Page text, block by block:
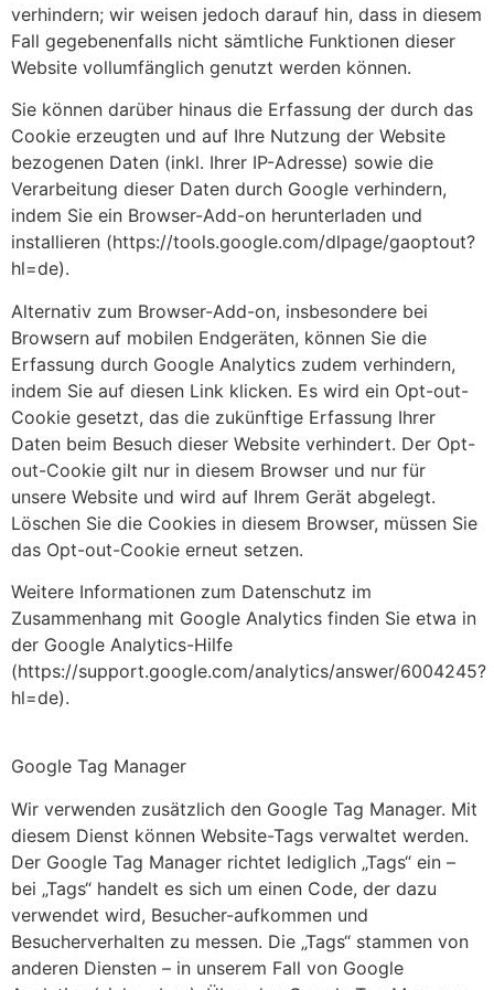
verhindern; wir weisen jedoch darauf hin, dass in diesem
Fall gegebenenfalls nicht sämtliche Funktionen dieser
Website vollumfänglich genutzt werden können.
Sie können darüber hinaus die Erfassung der durch das
Cookie erzeugten und auf Ihre Nutzung der Website
bezogenen Daten (inkl. Ihrer IP-Adresse) sowie die
Verarbeitung dieser Daten durch Google verhindern,
indem Sie ein Browser-Add-on herunterladen und
installieren (https://tools.google.com/dlpage/gaoptout?
hl=de).
Alternativ zum Browser-Add-on, insbesondere bei
Browsern auf mobilen Endgeräten, können Sie die
Erfassung durch Google Analytics zudem verhindern,
indem Sie auf diesen Link klicken. Es wird ein Opt-out-
Cookie gesetzt, das die zukünftige Erfassung Ihrer
Daten beim Besuch dieser Website verhindert. Der Opt-
out-Cookie gilt nur in diesem Browser und nur für
unsere Website und wird auf Ihrem Gerät abgelegt.
Löschen Sie die Cookies in diesem Browser, müssen Sie
das Opt-out-Cookie erneut setzen.
Weitere Informationen zum Datenschutz im
Zusammenhang mit Google Analytics finden Sie etwa in
der Google Analytics-Hilfe
(https://support.google.com/analytics/answer/6004245?
hl=de).
Google Tag Manager
Wir verwenden zusätzlich den Google Tag Manager. Mit
diesem Dienst können Website-Tags verwaltet werden.
Der Google Tag Manager richtet lediglich „Tags“ ein –
bei „Tags“ handelt es sich um einen Code, der dazu
verwendet wird, Besucher-aufkommen und
Besucherverhalten zu messen. Die „Tags“ stammen von
anderen Diensten – in unserem Fall von Google